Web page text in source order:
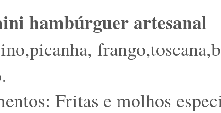
hambúrguer artesanal
Fritas e molhos